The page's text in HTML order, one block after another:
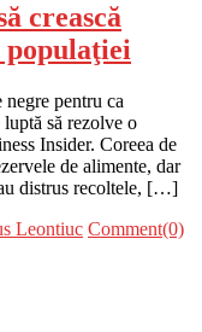
crească
populaţiei
negre pentru ca
luptă să rezolve o
Insider. Coreea de
de alimente, dar
distrus recoltele, […]
Leontiuc Comment(0)